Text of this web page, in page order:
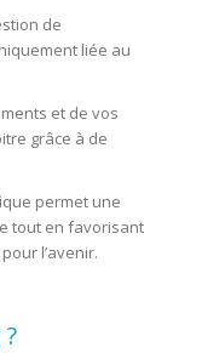
de
liée au
et de vos
grâce à de
permet une
tout en favorisant
l’avenir.